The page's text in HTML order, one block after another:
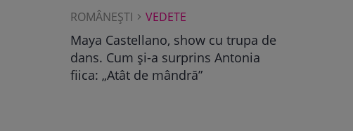
ROMÂNEŞTI VEDETE
Maya Castellano, show cu trupa de
dans. Cum și-a surprins Antonia
fiica: „Atât de mândră”